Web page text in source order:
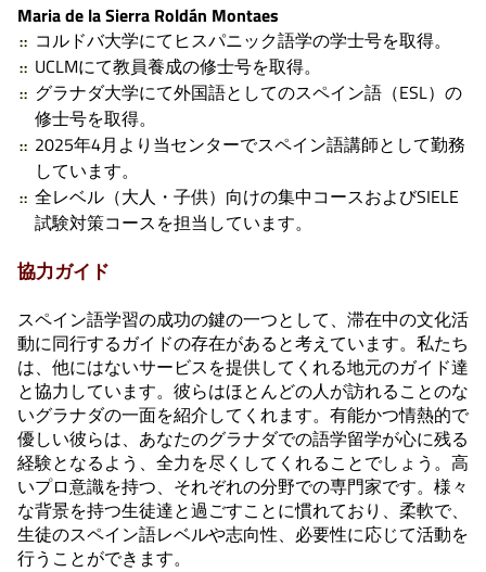
Maria de la Sierra Roldán Montaes
コルドバ大学にてヒスパニック語学の学士号を取得。
UCLMにて教員養成の修士号を取得。
グラナダ大学にて外国語としてのスペイン語（ESL）の
修士号を取得。
2025年4月より当センターでスペイン語講師として勤務
しています。
全レベル（大人・子供）向けの集中コースおよびSIELE
試験対策コースを担当しています。
協力ガイド
スペイン語学習の成功の鍵の一つとして、滞在中の文化活
動に同行するガイドの存在があると考えています。私たち
は、他にはないサービスを提供してくれる地元のガイド達
と協力しています。彼らはほとんどの人が訪れることのな
いグラナダの一面を紹介してくれます。有能かつ情熱的で
優しい彼らは、あなたのグラナダでの語学留学が心に残る
経験となるよう、全力を尽くしてくれることでしょう。高
いプロ意識を持つ、それぞれの分野での専門家です。様々
な背景を持つ生徒達と過ごすことに慣れており、柔軟で、
生徒のスペイン語レベルや志向性、必要性に応じて活動を
行うことができます。